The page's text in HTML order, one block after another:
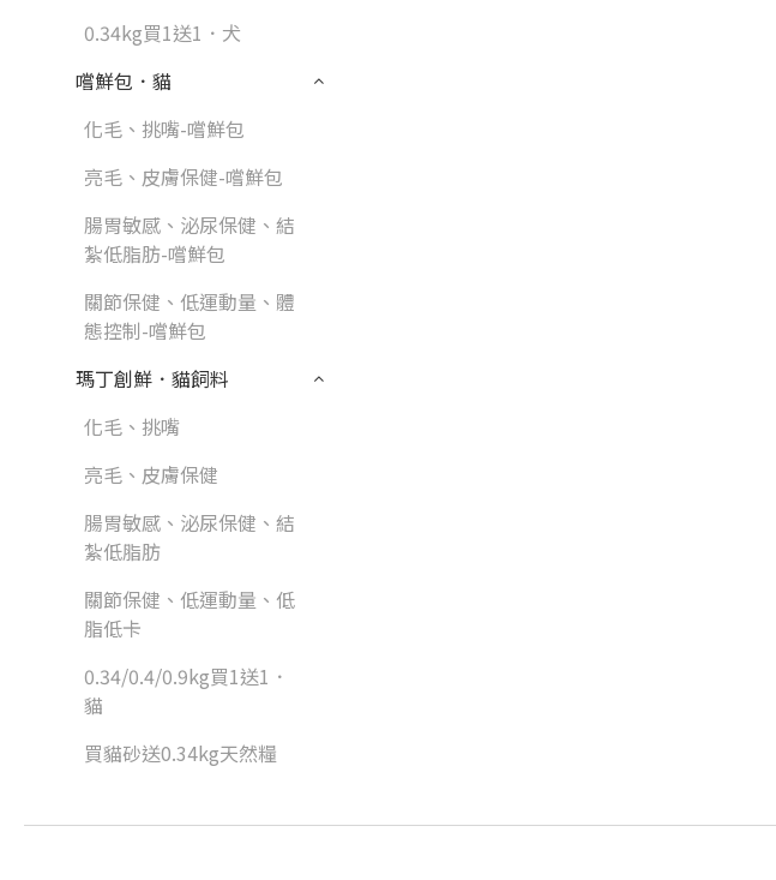
0.34kg買1送1．犬
嚐鮮包．貓
化毛、挑嘴-嚐鮮包
亮毛、皮膚保健-嚐鮮包
腸胃敏感、泌尿保健、結
紮低脂肪-嚐鮮包
關節保健、低運動量、體
態控制-嚐鮮包
瑪丁創鮮．貓飼料
化毛、挑嘴
亮毛、皮膚保健
腸胃敏感、泌尿保健、結
紮低脂肪
關節保健、低運動量、低
脂低卡
0.34/0.4/0.9kg買1送1．
貓
買貓砂送0.34kg天然糧